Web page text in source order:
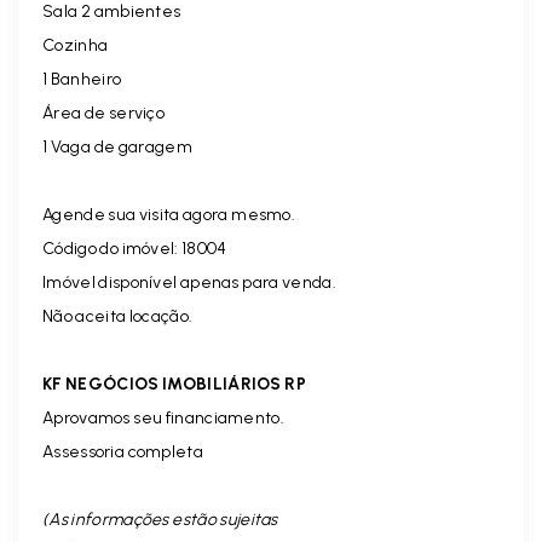
Sala 2 ambientes
Cozinha
1 Banheiro
Área de serviço
1 Vaga de garagem
Agende sua visita agora mesmo.
Código do imóvel: 18004
Imóvel disponível apenas para venda.
Não aceita locação.
KF NEGÓCIOS IMOBILIÁRIOS RP
Aprovamos seu financiamento.
Assessoria completa
(As informações estão sujeitas